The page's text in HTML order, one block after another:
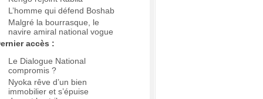
L’homme qui défend Boshab
Malgré la bourrasque, le
navire amiral national vogue
accès :
Le Dialogue National
compromis ?
Nyoka rêve d’un bien
immobilier et s’épuise